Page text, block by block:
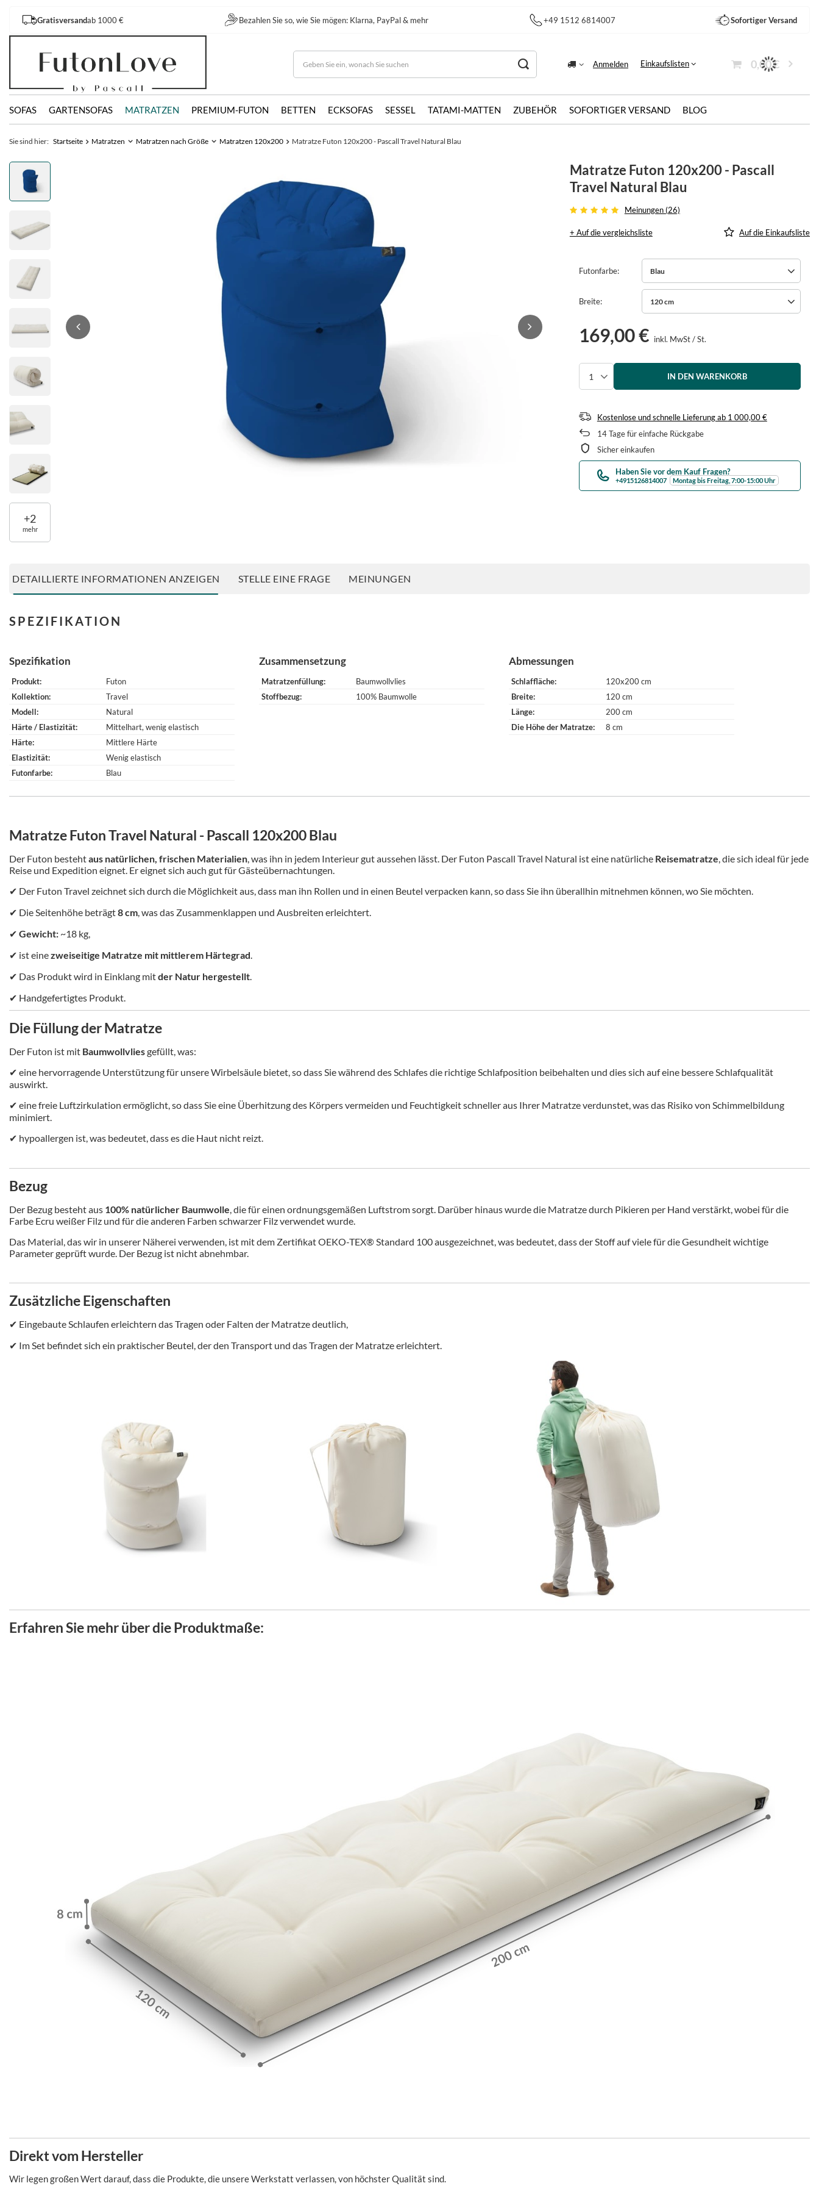
Gratisversandab 1000 € Bezahlen Sie so, wie Sie mögen: Klarna, PayPal & mehr +49 1512 6814007 Sofortiger Versand
Anmelden Einkaufslisten 0,00 €
SOFAS GARTENSOFAS MATRATZEN PREMIUM-FUTON BETTEN ECKSOFAS SESSEL TATAMI-MATTEN ZUBEHÖR SOFORTIGER VERSAND BLOG
Sie sind hier: Startseite Matratzen Matratzen nach Größe Matratzen 120x200 Matratze Futon 120x200 - Pascall Travel Natural Blau
+2
mehr
Matratze Futon 120x200 - Pascall
Travel Natural Blau
Meinungen (26)
+ Auf die vergleichsliste Auf die Einkaufsliste
Futonfarbe Blau
Breite 120 cm
169,00 € inkl. MwSt/St.
IN DEN WARENKORB
Kostenlose und schnelle Lieferungab 1 000,00 €
14Tage für einfache Rückgabe
Sicher einkaufen
Haben Sie vor dem Kauf Fragen?
+4915126814007 Montag bis Freitag, 7:00-15:00 Uhr
DETAILLIERTE INFORMATIONEN ANZEIGEN STELLE EINE FRAGE MEINUNGEN
SPEZIFIKATION
Spezifikation
Produkt
Futon
Kollektion
Travel
Modell
Natural
Härte / Elastizität
Mittelhart, wenig elastisch
Härte
Mittlere Härte
Elastizität
Wenig elastisch
Futonfarbe
Blau
Zusammensetzung
Matratzenfüllung
Baumwollvlies
Stoffbezug
100% Baumwolle
Abmessungen
Schlaffläche
120x200 cm
Breite
120 cm
Länge
200 cm
Die Höhe der Matratze
8 cm
Matratze Futon Travel Natural - Pascall 120x200 Blau
Der Futon bestehtaus natürlichen, frischen Materialien, was ihn in jedem Interieur gut aussehen lässt. Der Futon Pascall Travel Natural ist eine natürliche Reisematratze, die sich ideal für jede
Reise und Expedition eignet. Er eignet sich auch gut für Gästeübernachtungen.
✔ Der Futon Travel zeichnet sich durch die Möglichkeit aus, dass man ihn Rollen und in einen Beutel verpacken kann, so dass Sie ihn überallhin mitnehmen können, wo Sie möchten.
✔ Die Seitenhöhe beträgt8 cm, was das Zusammenklappen und Ausbreiten erleichtert.
✔ Gewicht: ~18 kg,
✔ ist einezweiseitige Matratze mit mittlerem Härtegrad.
✔ Das Produkt wird in Einklang mitder Natur hergestellt.
✔ Handgefertigtes Produkt.
Die Füllung der Matratze
Der Futon ist mit Baumwollvliesgefüllt, was:
✔ eine hervorragende Unterstützung für unsere Wirbelsäule bietet, so dass Sie während des Schlafes die richtige Schlafposition beibehalten und dies sich auf eine bessere Schlafqualität
auswirkt.
✔ eine freie Luftzirkulation ermöglicht, so dass Sie eine Überhitzung des Körpers vermeiden und Feuchtigkeit schneller aus Ihrer Matratze verdunstet, was das Risiko von Schimmelbildung
minimiert.
✔ hypoallergen ist, was bedeutet, dass es die Haut nicht reizt.
Bezug
Der Bezug besteht aus 100% natürlicher Baumwolle, die für einen ordnungsgemäßen Luftstrom sorgt. Darüber hinaus wurde die Matratze durch Pikieren per Hand verstärkt, wobei für die
Farbe Ecru weißer Filz und für die anderen Farben schwarzer Filz verwendet wurde.
Das Material, das wir in unserer Näherei verwenden, ist mit dem Zertifikat OEKO-TEX® Standard 100 ausgezeichnet, was bedeutet, dass der Stoff auf viele für die Gesundheit wichtige
Parameter geprüft wurde. Der Bezug ist nicht abnehmbar.
Zusätzliche Eigenschaften
✔ Eingebaute Schlaufen erleichtern das Tragen oder Falten der Matratze deutlich,
✔ Im Set befindet sich ein praktischer Beutel, der den Transport und das Tragen der Matratze erleichtert.
Erfahren Sie mehr über die Produktmaße:
Direkt vom Hersteller
Wir legen großen Wert darauf, dass die Produkte, die unsere Werkstatt verlassen, von höchster Qualität sind.